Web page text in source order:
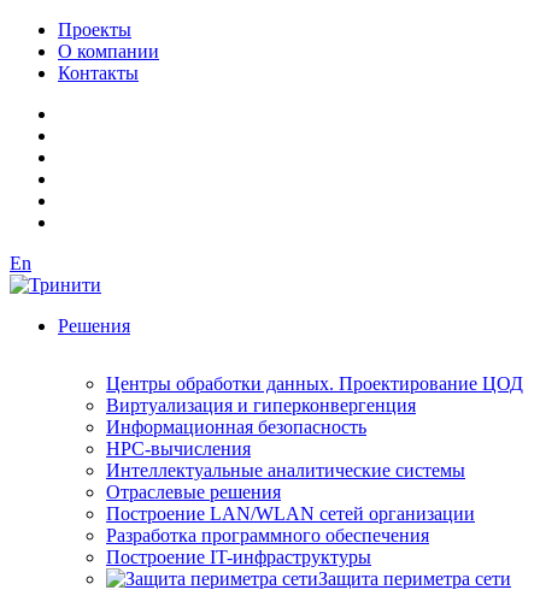
Проекты
О компании
Контакты
En
Решения
Центры обработки данных. Проектирование ЦОД
Виртуализация и гиперконвергенция
Информационная безопасность
HPC-вычисления
Интеллектуальные аналитические системы
Отраслевые решения
Построение LAN/WLAN сетей организации
Разработка программного обеспечения
Построение IT-инфраструктуры
Защита периметра сети